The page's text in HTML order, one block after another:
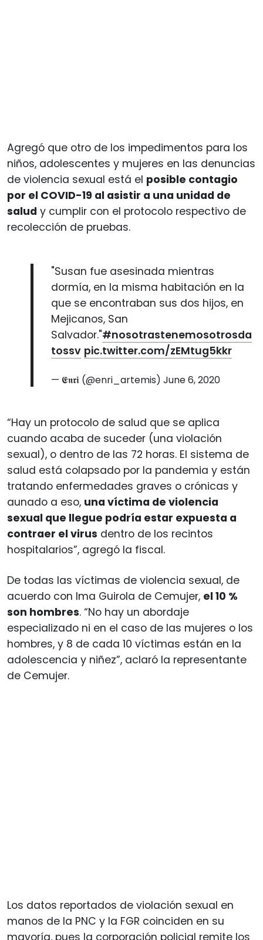
Agregó que otro de los impedimentos para los
niños, adolescentes y mujeres en las denuncias
de violencia sexual está el posible contagio
por el COVID-19 al asistir a una unidad de
salud y cumplir con el protocolo respectivo de
recolección de pruebas.
"Susan fue asesinada mientras
dormía, en la misma habitación en la
que se encontraban sus dos hijos, en
Mejicanos, San
Salvador."#nosotrastenemosotrosda
tossv pic.twitter.com/zEMtug5kkr
— 𝕰𝖓𝖗𝖎 (@enri_artemis) June 6, 2020
“Hay un protocolo de salud que se aplica
cuando acaba de suceder (una violación
sexual), o dentro de las 72 horas. El sistema de
salud está colapsado por la pandemia y están
tratando enfermedades graves o crónicas y
aunado a eso, una víctima de violencia
sexual que llegue podría estar expuesta a
contraer el virus dentro de los recintos
hospitalarios”, agregó la fiscal.
De todas las víctimas de violencia sexual, de
acuerdo con Ima Guirola de Cemujer, el 10 %
son hombres. “No hay un abordaje
especializado ni en el caso de las mujeres o los
hombres, y 8 de cada 10 víctimas están en la
adolescencia y niñez”, aclaró la representante
de Cemujer.
Los datos reportados de violación sexual en
manos de la PNC y la FGR coinciden en su
mayoría, pues la corporación policial remite los